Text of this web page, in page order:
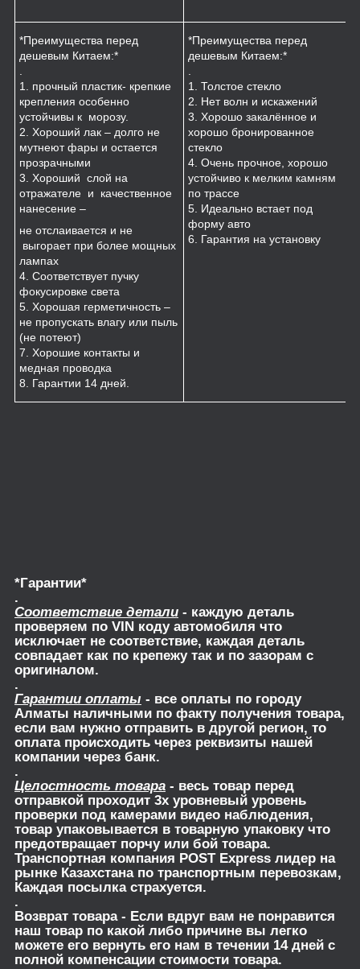
*Преимущества перед
дешевым Китаем:*
.
1. прочный пластик- крепкие
крепления особенно
устойчивы к морозу.
2. Хороший лак – долго не
мутнеют фары и остается
прозрачными
3. Хороший слой на
отражателе и качественное
нанесение –
не отслаивается и не
выгорает при более мощных
лампах
4. Соответствует пучку
фокусировке света
5. Хорошая герметичность –
не пропускать влагу или пыль
(не потеют)
7. Хорошие контакты и
медная проводка
8. Гарантии 14 дней.
*Преимущества перед
дешевым Китаем:*
.
1. Толстое стекло
2. Нет волн и искажений
3. Хорошо закалённое и
хорошо бронированное
стекло
4. Очень прочное, хорошо
устойчиво к мелким камням
по трассе
5. Идеально встает под
форму авто
6. Гарантия на установку
*Гарантии*
.
Соответствие детали - каждую деталь
проверяем по VIN коду автомобиля что
исключает не соответствие, каждая деталь
совпадает как по крепежу так и по зазорам с
оригиналом.
.
Гарантии оплаты - все оплаты по городу
Алматы наличными по факту получения товара,
если вам нужно отправить в другой регион, то
оплата происходить через реквизиты нашей
компании через банк.
.
Целостность товара - весь товар перед
отправкой проходит 3х уровневый уровень
проверки под камерами видео наблюдения,
товар упаковывается в товарную упаковку что
предотвращает порчу или бой товара.
Транспортная компания POST Express лидер на
рынке Казахстана по транспортным перевозкам,
Каждая посылка страхуется.
.
Возврат товара- Если вдруг вам не понравится
наш товар по какой либо причине вы легко
можете его вернуть его нам в течении 14 дней с
полной компенсации стоимости товара.